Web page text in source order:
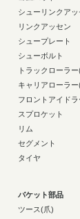
シューリンクア
リンクアッセン
シュープレート
シューボルト
トラックローラ
キャリアローラ
フロントアイドラ
スプロケット
リム
セグメント
タイヤ
バケット部品
ツース(爪)